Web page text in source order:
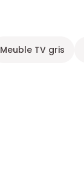
Meuble TV gris